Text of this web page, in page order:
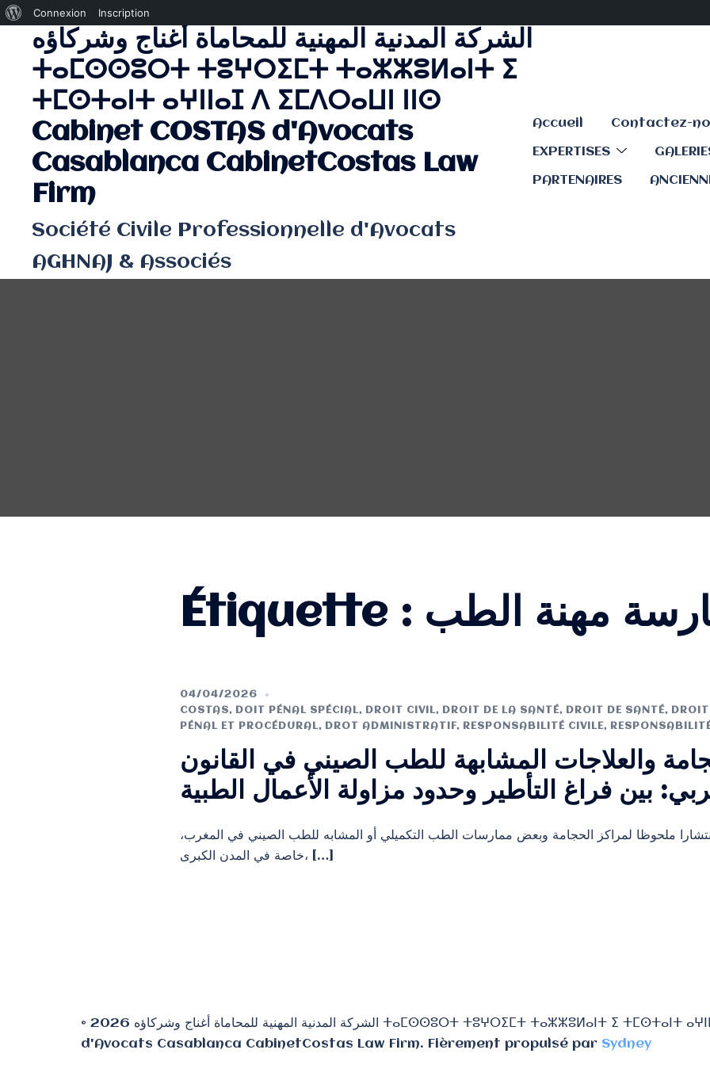
propos
WordPress
Connexion Inscription
contenu
الشركة المدنية المهنية للمحاماة أغناج وشركاؤه
ⵜⴰⵎⵙⵙⵓⵔⵜ ⵜⵓⵖⵔⵉⵎⵜ ⵜⴰⵣⵣⵓⵍⴰⵏⵜ ⵉ
ⵜⵎⵙⵜⴰⵏⵜ ⴰⵖⵏⵏⴰⵊ ⴷ ⵉⵎⴷⵔⴰⵡⵏ ⵏⵏⵙ
Cabinet COSTAS d'Avocats
Casablanca CabinetCostas Law
Firm
Société Civile Professionnelle d'Avocats
AGHNAJ & Associés
Accueil
EXPERTISES
PARTENAIRES
Étiquette : مهنة الطب
04/04/2026
COSTAS, DOIT PÉNAL SPÉCIAL, DROIT CIVIL, DROIT DE LA SANTÉ, DROIT DE SANTÉ,
PÉNAL ET PROCÉDURAL, DROT ADMINISTRATIF, RESPONSABILITÉ CIVILE,
والعلاجات المشابهة للطب الصيني في القانون
بين فراغ التأطير وحدود مزاولة الأعمال الطبية
ملحوظا لمراكز الحجامة وبعض ممارسات الطب التكميلي أو المشابه للطب الصيني في المغرب،
خاصة في المدن الكبرى، […]
© 2026 الشركة المدنية المهنية للمحاماة أغناج وشركاؤه ⵜⴰⵎⵙⵙⵓⵔⵜ ⵜⵓⵖⵔⵉⵎⵜ ⵜⴰⵣⵣⵓⵍⴰⵏⵜ ⵉ ⵜⵎⵙⵜⴰⵏⵜ ⴰⵖⵏⵏⴰⵊ ⴷ ⵉⵎⴷⵔⴰⵡⵏ ⵏⵏⵙ Cabinet COSTAS
d'Avocats Casablanca CabinetCostas Law Firm. Fièrement propulsé par Sydney